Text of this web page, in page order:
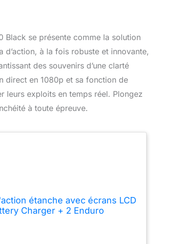
Black se présente comme la solution
à la fois robuste et innovante,
des souvenirs d’une clarté
direct en 1080p et sa fonction de
leurs exploits en temps réel. Plongez
à toute épreuve.
étanche avec écrans LCD
Charger + 2 Enduro